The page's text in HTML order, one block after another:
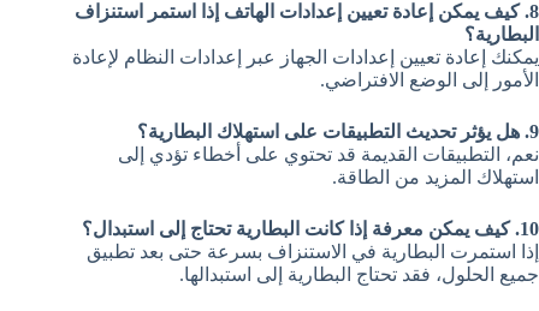
8. كيف يمكن إعادة تعيين إعدادات الهاتف إذا استمر استنزاف
البطارية؟
يمكنك إعادة تعيين إعدادات الجهاز عبر إعدادات النظام لإعادة
الأمور إلى الوضع الافتراضي.
9. هل يؤثر تحديث التطبيقات على استهلاك البطارية؟
نعم، التطبيقات القديمة قد تحتوي على أخطاء تؤدي إلى
استهلاك المزيد من الطاقة.
10. كيف يمكن معرفة إذا كانت البطارية تحتاج إلى استبدال؟
إذا استمرت البطارية في الاستنزاف بسرعة حتى بعد تطبيق
جميع الحلول، فقد تحتاج البطارية إلى استبدالها.